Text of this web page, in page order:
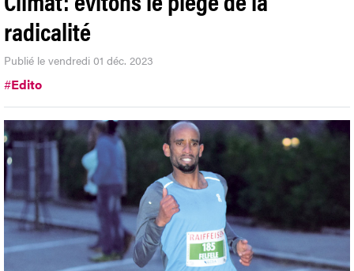
radicalité
Publié le vendredi 01 déc. 2023
#Edito